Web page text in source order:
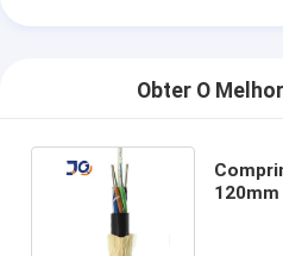
Obter O